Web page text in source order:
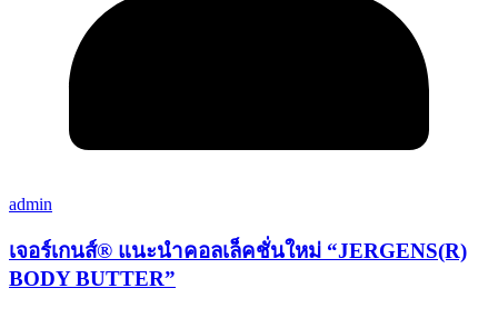
admin
เจอร์เกนส์® แนะนำคอลเล็คชั่นใหม่ “JERGENS(R)
BODY BUTTER”